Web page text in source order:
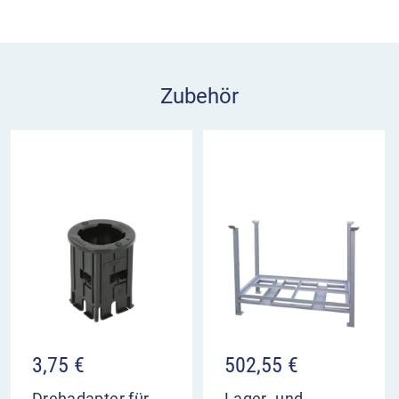
einstecken, mit Sicherungshaken fixieren
Der Bakenfuß Future MB-TL 92 hat seitliche
Tragegriffe, die das Handling und den Transport
erleichtern. Die stapelbare Konstruktion spart
Platz und ermöglicht eine schnelle Organisation.
Dank der Batteriemulde können Sie Warnleuchten
Zubehör
3,75 € 502,55 €